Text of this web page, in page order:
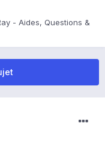
- Aides, Questions &